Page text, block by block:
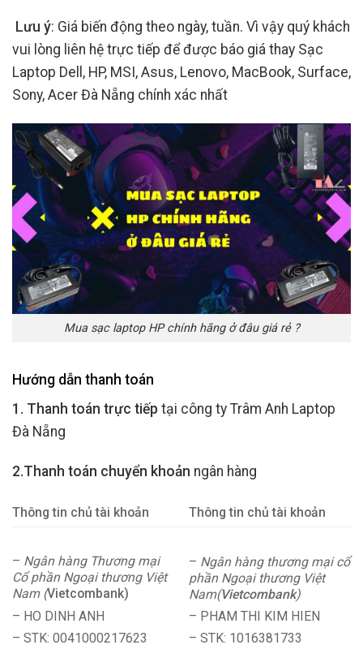
Lưu ý: Giá biến động theo ngày, tuần. Vì vậy quý khách
vui lòng liên hệ trực tiếp để được báo giá thay Sạc
Laptop Dell, HP, MSI, Asus, Lenovo, MacBook, Surface,
Sony, Acer Đà Nẵng chính xác nhất
Mua sạc laptop HP chính hãng ở đâu giá rẻ ?
Hướng dẫn thanh toán
1. Thanh toán trực tiếp tại công ty Trâm Anh Laptop
Đà Nẵng
2.Thanh toán chuyển khoản ngân hàng
Thông tin chủ tài khoản Thông tin chủ tài khoản
– Ngân hàng Thương mại
Cổ phần Ngoại thương Việt
Nam (Vietcombank)
– HO DINH ANH
– STK: 0041000217623
– Ngân hàng thương mại cổ
phần Ngoại thương Việt
Nam(Vietcombank)
– PHAM THI KIM HIEN
– STK: 1016381733